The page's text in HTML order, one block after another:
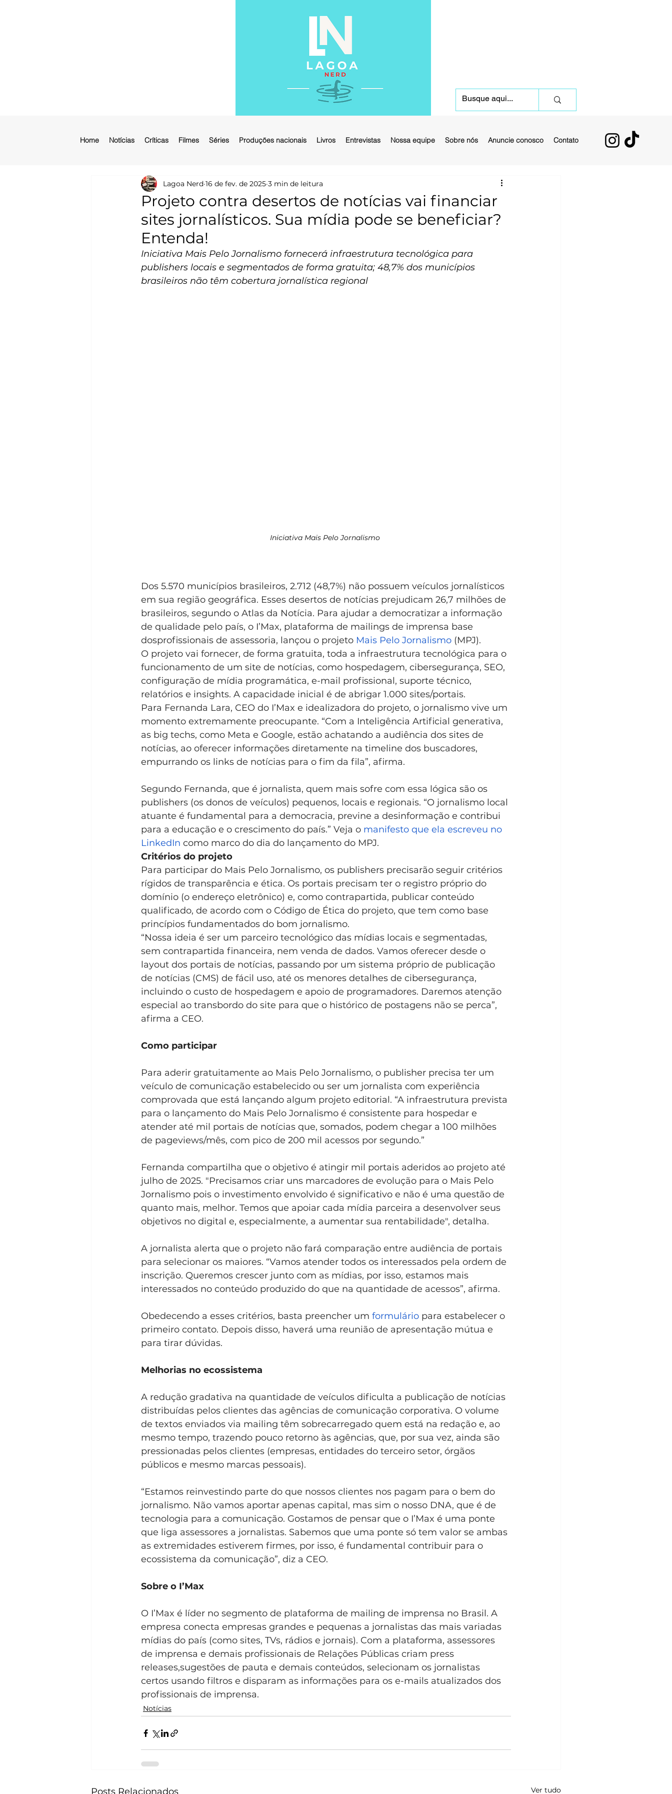
Home Notícias Críticas Filmes Séries Produções nacionais Livros Entrevistas Nossa equipe Sobre nós Anuncie conosco Contato
Projeto contra desertos de notícias vai financiar
sites jornalísticos. Sua mídia pode se beneficiar?
Entenda!
Lagoa Nerd 16 de fev. de 2025 3 min de leitura
Iniciativa Mais Pelo Jornalismo fornecerá infraestrutura tecnológica para
publishers locais e segmentados de forma gratuita; 48,7% dos municípios
brasileiros não têm cobertura jornalística regional
Iniciativa Mais Pelo Jornalismo
Dos 5.570 municípios brasileiros, 2.712 (48,7%) não possuem veículos jornalísticos
em sua região geográfica. Esses desertos de notícias prejudicam 26,7 milhões de
brasileiros, segundo o Atlas da Notícia. Para ajudar a democratizar a informação
de qualidade pelo país, o I’Max, plataforma de mailings de imprensa base
dosprofissionais de assessoria, lançou o projeto Mais Pelo Jornalismo (MPJ).
O projeto vai fornecer, de forma gratuita, toda a infraestrutura tecnológica para o
funcionamento de um site de notícias, como hospedagem, cibersegurança, SEO,
configuração de mídia programática, e-mail profissional, suporte técnico,
relatórios e insights. A capacidade inicial é de abrigar 1.000 sites/portais.
Para Fernanda Lara, CEO do I’Max e idealizadora do projeto, o jornalismo vive um
momento extremamente preocupante. “Com a Inteligência Artificial generativa,
as big techs, como Meta e Google, estão achatando a audiência dos sites de
notícias, ao oferecer informações diretamente na timeline dos buscadores,
empurrando os links de notícias para o fim da fila”, afirma.
Segundo Fernanda, que é jornalista, quem mais sofre com essa lógica são os
publishers (os donos de veículos) pequenos, locais e regionais. “O jornalismo local
atuante é fundamental para a democracia, previne a desinformação e contribui
para a educação e o crescimento do país.” Veja o manifesto que ela escreveu no
LinkedIn como marco do dia do lançamento do MPJ.
Critérios do projeto
Para participar do Mais Pelo Jornalismo, os publishers precisarão seguir critérios
rígidos de transparência e ética. Os portais precisam ter o registro próprio do
domínio (o endereço eletrônico) e, como contrapartida, publicar conteúdo
qualificado, de acordo com o Código de Ética do projeto, que tem como base
princípios fundamentados do bom jornalismo.
“Nossa ideia é ser um parceiro tecnológico das mídias locais e segmentadas,
sem contrapartida financeira, nem venda de dados. Vamos oferecer desde o
layout dos portais de notícias, passando por um sistema próprio de publicação
de notícias (CMS) de fácil uso, até os menores detalhes de cibersegurança,
incluindo o custo de hospedagem e apoio de programadores. Daremos atenção
especial ao transbordo do site para que o histórico de postagens não se perca”,
afirma a CEO.
Como participar
Para aderir gratuitamente ao Mais Pelo Jornalismo, o publisher precisa ter um
veículo de comunicação estabelecido ou ser um jornalista com experiência
comprovada que está lançando algum projeto editorial. “A infraestrutura prevista
para o lançamento do Mais Pelo Jornalismo é consistente para hospedar e
atender até mil portais de notícias que, somados, podem chegar a 100 milhões
de pageviews/mês, com pico de 200 mil acessos por segundo.”
Fernanda compartilha que o objetivo é atingir mil portais aderidos ao projeto até
julho de 2025. "Precisamos criar uns marcadores de evolução para o Mais Pelo
Jornalismo pois o investimento envolvido é significativo e não é uma questão de
quanto mais, melhor. Temos que apoiar cada mídia parceira a desenvolver seus
objetivos no digital e, especialmente, a aumentar sua rentabilidade", detalha.
A jornalista alerta que o projeto não fará comparação entre audiência de portais
para selecionar os maiores. “Vamos atender todos os interessados pela ordem de
inscrição. Queremos crescer junto com as mídias, por isso, estamos mais
interessados no conteúdo produzido do que na quantidade de acessos”, afirma.
Obedecendo a esses critérios, basta preencher um formulário para estabelecer o
primeiro contato. Depois disso, haverá uma reunião de apresentação mútua e
para tirar dúvidas.
Melhorias no ecossistema
A redução gradativa na quantidade de veículos dificulta a publicação de notícias
distribuídas pelos clientes das agências de comunicação corporativa. O volume
de textos enviados via mailing têm sobrecarregado quem está na redação e, ao
mesmo tempo, trazendo pouco retorno às agências, que, por sua vez, ainda são
pressionadas pelos clientes (empresas, entidades do terceiro setor, órgãos
públicos e mesmo marcas pessoais).
“Estamos reinvestindo parte do que nossos clientes nos pagam para o bem do
jornalismo. Não vamos aportar apenas capital, mas sim o nosso DNA, que é de
tecnologia para a comunicação. Gostamos de pensar que o I’Max é uma ponte
que liga assessores a jornalistas. Sabemos que uma ponte só tem valor se ambas
as extremidades estiverem firmes, por isso, é fundamental contribuir para o
ecossistema da comunicação”, diz a CEO.
Sobre o I’Max
O I’Max é líder no segmento de plataforma de mailing de imprensa no Brasil. A
empresa conecta empresas grandes e pequenas a jornalistas das mais variadas
mídias do país (como sites, TVs, rádios e jornais). Com a plataforma, assessores
de imprensa e demais profissionais de Relações Públicas criam press
releases,sugestões de pauta e demais conteúdos, selecionam os jornalistas
certos usando filtros e disparam as informações para os e-mails atualizados dos
profissionais de imprensa.
Notícias
Posts Relacionados Ver tudo